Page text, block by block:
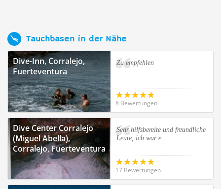
Tauchbasen in der Nähe
Dive-Inn, Corralejo,
Fuerteventura
Zu empfehlen
8 Bewertungen
Dive Center Corralejo
(Miguel Abella),
Corralejo, Fuerteventura
Sehr hilfsbereite und freundliche
Leute, ich war e
17 Bewertungen